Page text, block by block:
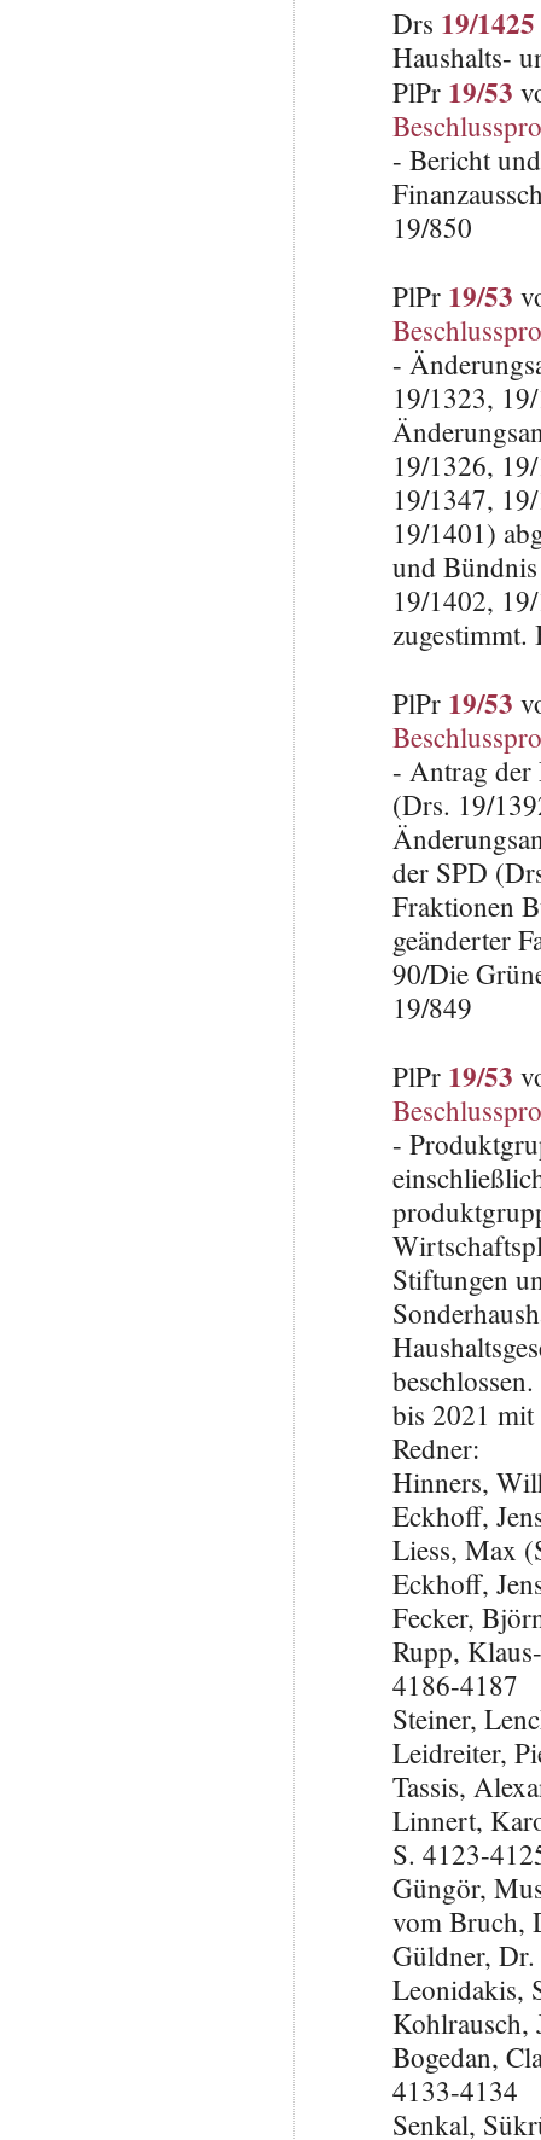
Drs 19/1425
Haushalts-
PlPr 19/53
- Bericht
19/850
PlPr 19/53
-
19/1323,
19/1326,
19/1347,
19/1401)
und
19/1402,
zugestimmt.
PlPr 19/53
- Antrag der
(Drs. 19/
der SPD
Fraktionen
geänderter
90/Die
19/849
PlPr 19/53
-
Stiftungen
bis 2021 mit
Redner:
Hinners,
Eckhoff,
Liess, Max
Eckhoff,
Fecker,
Rupp,
4186-4187
Steiner,
Leidreiter,
Tassis,
Linnert,
S. 4123-
Güngör,
vom Bruch,
Güldner,
Leonidakis,
Kohlrausch,
Bogedan,
4133-4134
Senkal,